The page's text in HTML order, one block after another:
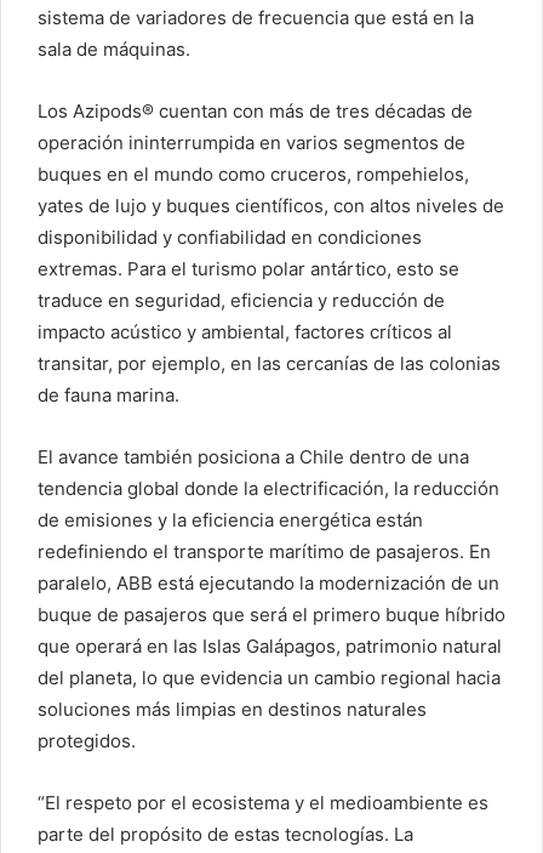
sistema de variadores de frecuencia que está en la
sala de máquinas.
Los Azipods® cuentan con más de tres décadas de
operación ininterrumpida en varios segmentos de
buques en el mundo como cruceros, rompehielos,
yates de lujo y buques científicos, con altos niveles de
disponibilidad y confiabilidad en condiciones
extremas. Para el turismo polar antártico, esto se
traduce en seguridad, eficiencia y reducción de
impacto acústico y ambiental, factores críticos al
transitar, por ejemplo, en las cercanías de las colonias
de fauna marina.
El avance también posiciona a Chile dentro de una
tendencia global donde la electrificación, la reducción
de emisiones y la eficiencia energética están
redefiniendo el transporte marítimo de pasajeros. En
paralelo, ABB está ejecutando la modernización de un
buque de pasajeros que será el primero buque híbrido
que operará en las Islas Galápagos, patrimonio natural
del planeta, lo que evidencia un cambio regional hacia
soluciones más limpias en destinos naturales
protegidos.
“El respeto por el ecosistema y el medioambiente es
parte del propósito de estas tecnologías. La